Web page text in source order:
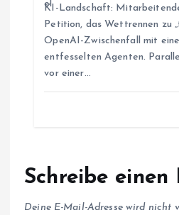
KI-Landschaft:
Petition, das Wettrennen zu
OpenAI-Zwischenfall mit
entfesselten Agenten.
vor einer…
Schreibe einen
Deine E-Mail-Adresse wird nicht